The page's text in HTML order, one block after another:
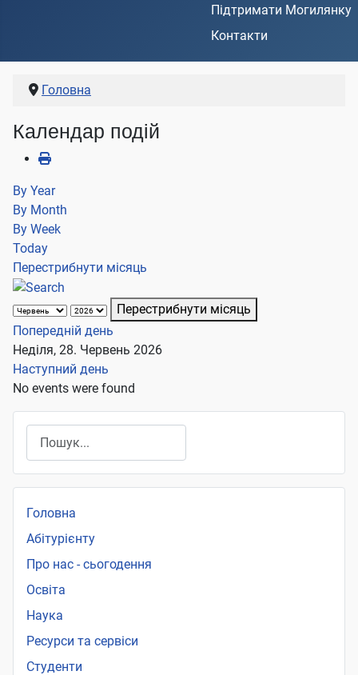
Підтримати Могилянку
Контакти
Головна
Календар подій
By Year
By Month
By Week
Today
Перестрибнути місяць
Перестрибнути місяць
Попередній день
Неділя, 28. Червень 2026
Наступний день
No events were found
Головна
Абітурієнту
Про нас - сьогодення
Освіта
Наука
Ресурси та сервіси
Студенти